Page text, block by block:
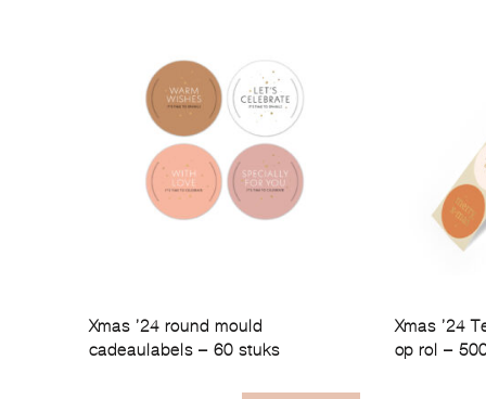
Xmas ’24 round mould
cadeaulabels – 60 stuks
Xmas ’24
op rol –